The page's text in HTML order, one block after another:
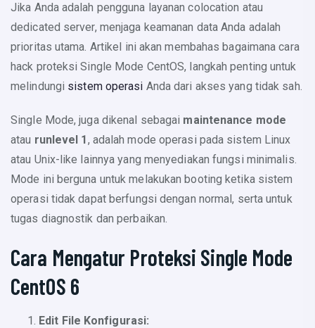
c
e
b
o
k
k
e
dI
n
at
s
A
p
e
gr
a
m
d
Pr
e
s
ail p
y
Li
n
ar
e
Jika Anda adalah pengguna layanan colocation atau
dedicated server, menjaga keamanan data Anda adalah
prioritas utama. Artikel ini akan membahas bagaimana cara
hack proteksi Single Mode CentOS, langkah penting untuk
melindungi sistem operasi Anda dari akses yang tidak sah.
Single Mode, juga dikenal sebagai maintenance mode
atau runlevel 1, adalah mode operasi pada sistem Linux
atau Unix-like lainnya yang menyediakan fungsi minimalis.
Mode ini berguna untuk melakukan booting ketika sistem
operasi tidak dapat berfungsi dengan normal, serta untuk
tugas diagnostik dan perbaikan.
Cara Mengatur Proteksi Single Mode
CentOS 6
Edit File Konfigurasi: